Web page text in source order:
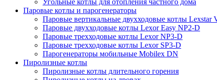
Угольные котлы для отопления частного дома
Паровые котлы и парогенераторы
Паровые вертикальные двухходовые котлы Lexstar
Паровые двухходовые котлы Lexor Easy NP2-D
Паровые трехходовые котлы Lexor NP3-D
Паровые трехходовые котлы Lexor SP3-D
Парогенераторы мобильные Mobilex DN
Пиролизные котлы
Пиролизные котлы длительного горения